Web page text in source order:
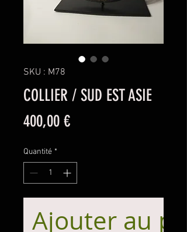
SKU : M78
COLLIER / SUD EST ASIE
400,00 €Prix
Quantité *
Ajouter au